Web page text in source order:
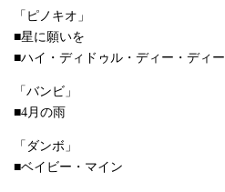
「ピノキオ」
■星に願いを
■ハイ・ディドゥル・ディー・ディー
「バンビ」
■4月の雨
「ダンボ」
■ベイビー・マイン